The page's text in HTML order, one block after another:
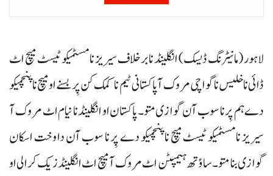
لاہور (مانیٹرنگ ڈیسک) انگلینڈ نا برخلاف سیریز نا مسٹمیکو ٹیسٹ میچ اٹ
ڈائی نا خلیس نا گواچی مروک آ پاکستانی ٹیم نا کمک کن پِر بسنے او میچ نا پنچمیکو
دے ہم پِر نا سوب آن گوازی متو۔ پاکستان او انگلینڈ نا نیام اٹ مروک آ
سیریز نا مسٹمیکو ٹیسٹ میچ نا پنچمیکو دے پِر نا سوب آن دا وخت اسکان
گوازی بنا متو۔ ساؤتھ ہیمپٹن اٹ مروک آ میچ اٹ انگلینڈ زیک کرالی او